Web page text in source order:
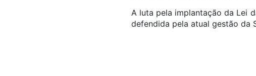
A luta pela implantação da Lei
defendida pela atual gestão da